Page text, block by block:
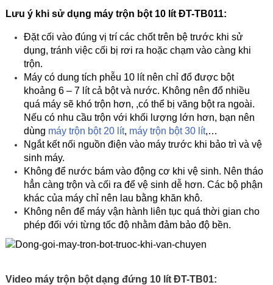
Lưu ý khi sử dụng máy trộn bột 10 lít ĐT-TB011:
Đặt cối vào đúng vị trí các chốt trên bệ trước khi sử
dụng, tránh việc cối bị rơi ra hoặc chạm vào càng khi
trộn.
Máy có dung tích phễu 10 lít nên chỉ đổ được bột
khoảng 6 – 7 lít cả bột và nước. Không nên đổ nhiều
quá máy sẽ khó trộn hơn, ,có thể bị văng bột ra ngoài.
Nếu có nhu cầu trộn với khối lượng lớn hơn, bạn nên
dùng máy trộn bột 20 lít, máy trộn bột 30 lít,…
Ngắt kết nối nguồn điện vào máy trước khi bảo trì và vệ
sinh máy.
Không để nước bám vào động cơ khi vệ sinh. Nên tháo
hẳn càng trộn và cối ra để vệ sinh dễ hơn. Các bộ phận
khác của máy chỉ nên lau bằng khăn khô.
Không nên để máy vận hành liên tục quá thời gian cho
phép đối với từng tốc độ nhằm đảm bảo độ bền.
Video máy trộn bột dạng đứng 10 lít ĐT-TB01: